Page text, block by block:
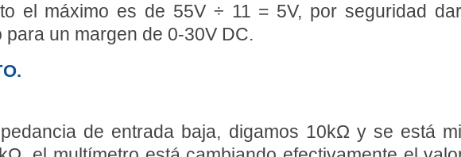
el máximo es de 55V ÷ 11 = 5V, por seguridad
un margen de 0-30V DC.
de entrada baja, digamos 10kΩ y se está